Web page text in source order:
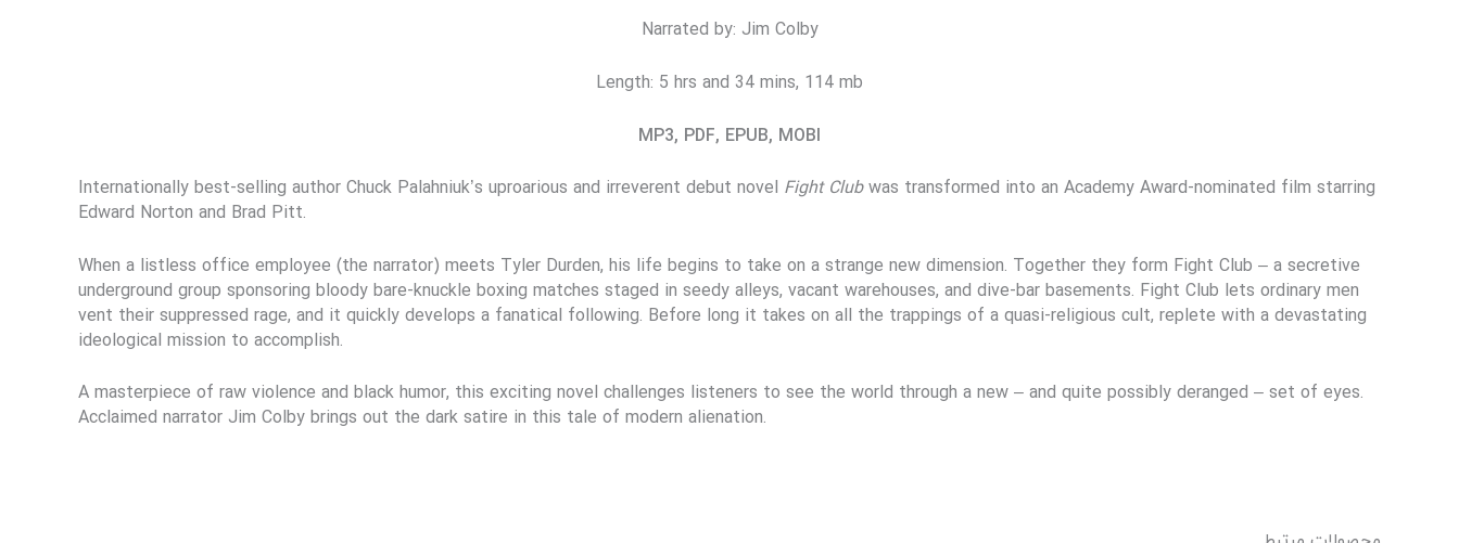
Narrated by: Jim Colby
Length: 5 hrs and 34 mins, 114 mb
MP3, PDF, EPUB, MOBI
Internationally best-selling author Chuck Palahniuk’s uproarious and irreverent debut novel Fight Clubwas transformed into an Academy Award-nominated film starring
Edward Norton and Brad Pitt.
When a listless office employee (the narrator) meets Tyler Durden, his life begins to take on a strange new dimension. Together they form Fight Club – a secretive
underground group sponsoring bloody bare-knuckle boxing matches staged in seedy alleys, vacant warehouses, and dive-bar basements. Fight Club lets ordinary men
vent their suppressed rage, and it quickly develops a fanatical following. Before long it takes on all the trappings of a quasi-religious cult, replete with a devastating
ideological mission to accomplish.
A masterpiece of raw violence and black humor, this exciting novel challenges listeners to see the world through a new – and quite possibly deranged – set of eyes.
Acclaimed narrator Jim Colby brings out the dark satire in this tale of modern alienation.